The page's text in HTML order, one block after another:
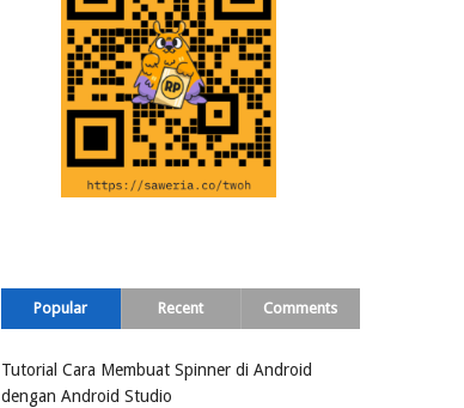
Popular Recent Comments
Tutorial Cara Membuat Spinner di Android
dengan Android Studio